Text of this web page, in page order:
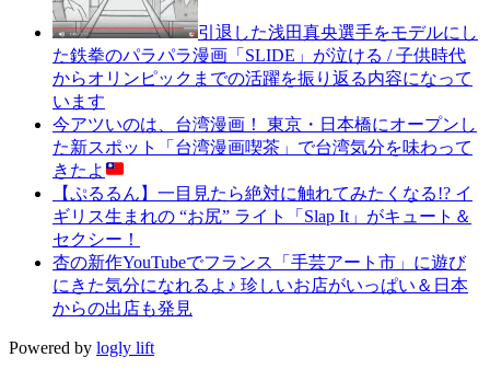
引退した浅田真央選手をモデルにし
た鉄拳のパラパラ漫画「SLIDE」が泣ける / 子供時代
からオリンピックまでの活躍を振り返る内容になって
います
今アツいのは、台湾漫画！ 東京・日本橋にオープンし
た新スポット「台湾漫画喫茶」で台湾気分を味わって
きたよ
【ぷるるん】一目見たら絶対に触れてみたくなる!? イ
ギリス生まれの “お尻” ライト「Slap It」がキュート＆
セクシー！
杏の新作YouTubeでフランス「手芸アート市」に遊び
にきた気分になれるよ♪ 珍しいお店がいっぱい＆日本
からの出店も発見
Powered by logly lift